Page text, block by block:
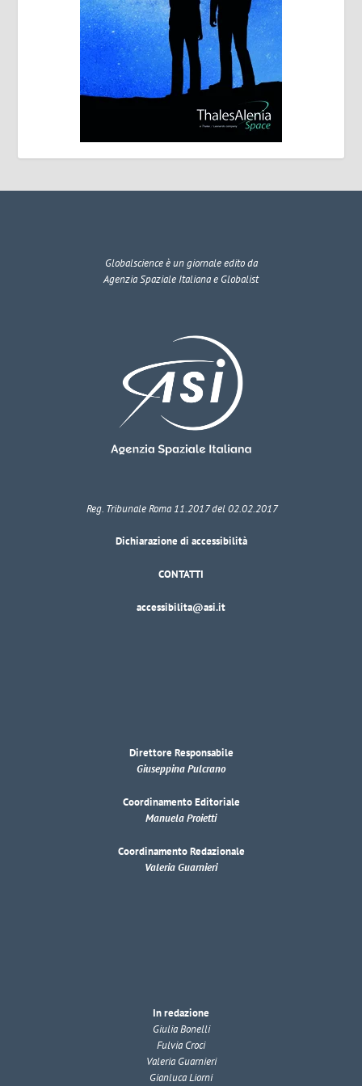
Globalscienceè un giornale edito da
Agenzia Spaziale Italiana e Globalist
Reg. Tribunale Roma 11.2017 del 02.02.2017
Dichiarazione di accessibilità
CONTATTI
accessibilita@asi.it
Direttore Responsabile
Giuseppina Pulcrano
Coordinamento Editoriale
Manuela Proietti
Coordinamento Redazionale
Valeria Guarnieri
In redazione
Giulia Bonelli
Fulvia Croci
Valeria Guarnieri
Gianluca Liorni